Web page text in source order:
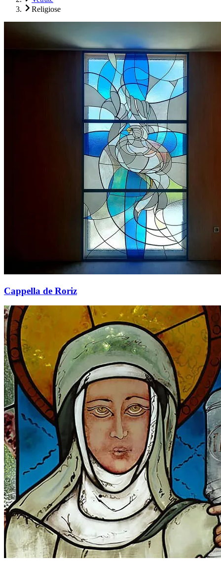
Religiose
Cappella de Roriz